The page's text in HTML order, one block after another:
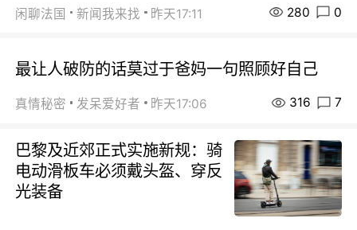
闲聊法国 新闻我来找 昨天17:11 280 0
最让人破防的话莫过于爸妈一句照顾好自己
真情秘密 发呆爱好者 昨天17:06 316 7
巴黎及近郊正式实施新规：骑
电动滑板车必须戴头盔、穿反
光装备